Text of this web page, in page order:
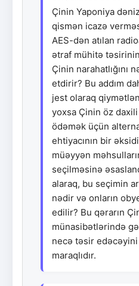
Çinin Yaponiya
qismən icazə
AES-dən atılan
ətraf mühitə
Çinin narahatlığını
etdirir? Bu addım
jest olaraq
yoxsa Çinin öz daxili
ödəmək üçün
ehtiyacının bir
müəyyən
seçilməsinə
alaraq, bu seçimin
nədir və onların
edilir? Bu qərarın
münasibətlərində
necə təsir
maraqlıdır.